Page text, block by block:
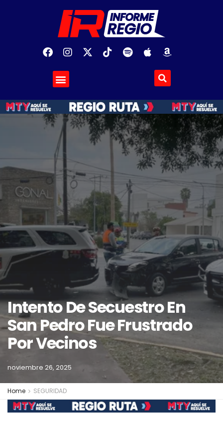
Intento De Secuestro En
San Pedro Fue Frustrado
Por Vecinos
noviembre 26, 2025
Home SEGURIDAD